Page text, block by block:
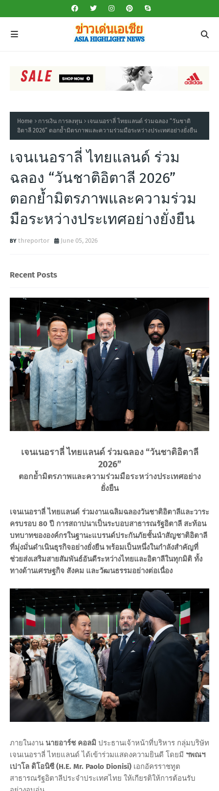
Home การเงิน การลงทุน
เจนเนอราลี่ ไทยแลนด์ ร่วมฉลอง “วันชาติ
อิตาลี 2026” ตอกย้ำมิตรภาพและความร่วมมือระหว่างประเทศอย่างยั่งยืน
เจนเนอราลี่ ไทยแลนด์ ร่วม
ฉลอง “วันชาติอิตาลี 2026”
ตอกย้ำมิตรภาพและความร่วม
มือระหว่างประเทศอย่างยั่งยืน
threportor June 05, 2026
Recent Posts
เจนเนอราลี่ ไทยแลนด์ ร่วมฉลอง “วันชาติอิตาลี
2026”
ตอกย้ำมิตรภาพและความร่วมมือระหว่างประเทศอย่าง
ยั่งยืน
เจนเนอราลี่ ไทยแลนด์ ร่วมงานเฉลิมฉลองวันชาติอิตาลีและวาระ
ครบรอบ 80 ปี การสถาปนาเป็นระบอบสาธารณรัฐอิตาลี สะท้อน
บทบาทขององค์กรในฐานะแบรนด์ประกันภัยชั้นนำสัญชาติอิตาลี
ที่มุ่งมั่นดำเนินธุรกิจอย่างยั่งยืน พร้อมเป็นหนึ่งในกำลังสำคัญที่
ช่วยส่งเสริมสายสัมพันธ์อันดีระหว่างไทยและอิตาลีในทุกมิติ ทั้ง
ทางด้านเศรษฐกิจ สังคม และวัฒนธรรมอย่างต่อเนื่อง
ภายในงาน นายอาร์ช คอลมิ ประธานเจ้าหน้าที่บริหาร กลุ่มบริษัท
เจนเนอราลี่ ไทยแลนด์ ได้เข้าร่วมแสดงความยินดี โดยมี ฯพณฯ
เปาโล ดิโอนิซี (H.E. Mr. Paolo Dionisi) เอกอัครราชทูต
สาธารณรัฐอิตาลีประจำประเทศไทย ให้เกียรติให้การต้อนรับ